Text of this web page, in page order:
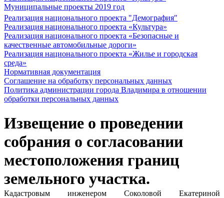
Муниципальные проекты 2019 год
Реализация национального проекта "Демография"
Реализация национального проекта «Культура»
Реализация национального проекта «Безопасные и
качественные автомобильные дороги»
Реализация национального проекта «Жилье и городская
среда»
Нормативная документация
Соглашение на обработку персональных данных
Политика администрации города Владимира в отношении
обработки персональных данных
Извещение о проведении
собрания о согласовании
местоположения границ
земельного участка.
Кадастровым инженером Соколовой Екатериной